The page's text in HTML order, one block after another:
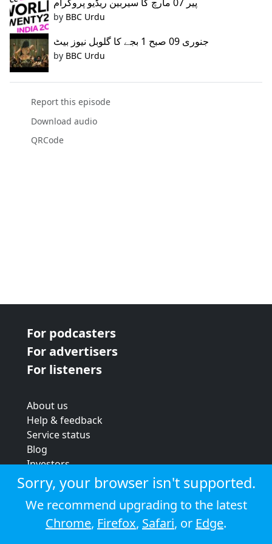
by BBC Urdu
جنوری 09 صبح 1 بجے کا گلوبل نیوز بیٹ
by BBC Urdu
Report this episode
Download audio
QRCode
For podcasters
For advertisers
For listeners
About us
Help & feedback
Service status
Blog
Investors
Strategic review
Terms & conditions
Privacy policy
Cookie policy
Sorry, your browser isn't supported.
We recommend upgrading to the latest
Chrome, Firefox, Safari, or Edge.